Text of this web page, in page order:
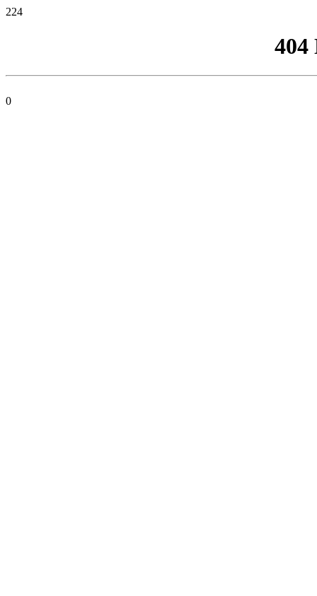
224
404
0